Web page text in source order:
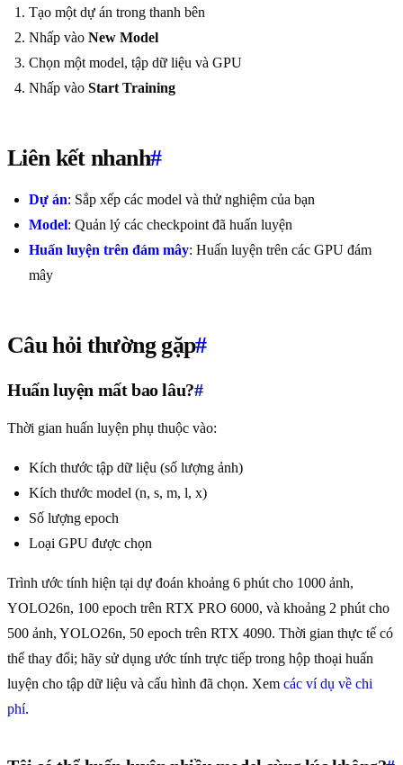
Tạo một dự án trong thanh bên
Nhấp vào New Model
Chọn một model, tập dữ liệu và GPU
Nhấp vào Start Training
Liên kết nhanh#
Dự án: Sắp xếp các model và thử nghiệm của bạn
Model: Quản lý các checkpoint đã huấn luyện
Huấn luyện trên đám mây: Huấn luyện trên các GPU đám
mây
Câu hỏi thường gặp#
Huấn luyện mất bao lâu?#
Thời gian huấn luyện phụ thuộc vào:
Kích thước tập dữ liệu (số lượng ảnh)
Kích thước model (n, s, m, l, x)
Số lượng epoch
Loại GPU được chọn
Trình ước tính hiện tại dự đoán khoảng 6 phút cho 1000 ảnh,
YOLO26n, 100 epoch trên RTX PRO 6000, và khoảng 2 phút cho
500 ảnh, YOLO26n, 50 epoch trên RTX 4090. Thời gian thực tế có
thể thay đổi; hãy sử dụng ước tính trực tiếp trong hộp thoại huấn
luyện cho tập dữ liệu và cấu hình đã chọn. Xem các ví dụ về chi
phí.